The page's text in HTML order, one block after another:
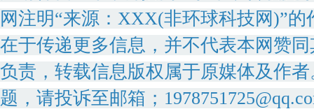
网注明“来源：XXX(非环球科技网)”
在于传递更多信息，并不代表本网赞
负责，转载信息版权属于原媒体及作
题，请投诉至邮箱；